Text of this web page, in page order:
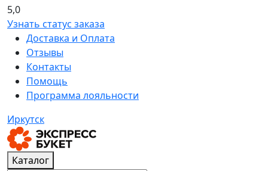
5,0
Узнать статус заказа
Доставка и Оплата
Отзывы
Контакты
Помощь
Программа лояльности
Иркутск
Каталог